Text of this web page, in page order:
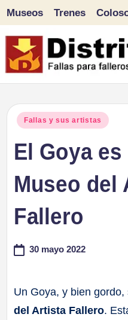
Saltar
al
Museos Trenes
Publicado
Fallas y sus artistas
El Goya
Museo del
Fallero
30 mayo 2022
Un Goya, y bien
del Artista Fallero.